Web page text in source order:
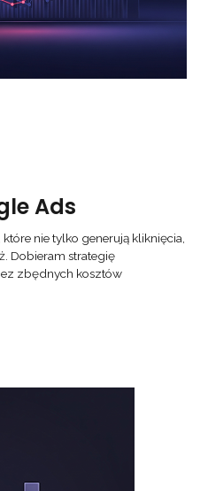
Ads
nie tylko generują kliknięcia,
Dobieram strategię
zbędnych kosztów